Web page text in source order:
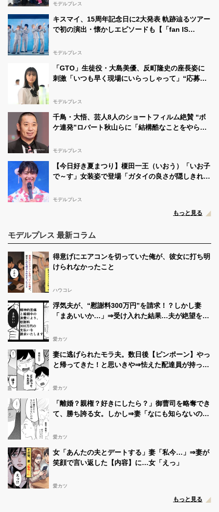
モデルプレス
キスマイ、15周年記念日に2大発表 軌跡辿るツアー
で初の演出・懐かしエピソードも【「fan IS
モデルプレス
「GTO」生徒役・大島美優、反町隆史の座長姿に
刺激「いつも早く現場にいらっしゃって」“応募総
ンタビュー】
モデルプレス
千鳥・大悟、芸人8人のショートフィルム絶賛 “ボ
ケ連発”ロバート秋山らに「結構酷なことをやらせ
モデルプレス
【今日好き夏まつり】榎田一王（いおう）「いお子
で～す」女装姿で登場「ガタイの良さが隠しきれて
モデルプレス
もっと見る
モデルプレス 最新コラム
得意げにエアコンを切っていた俺が、彼女に打ち明
けられなかったこと
ハウコレ
浮気夫が、“慰謝料300万円”を請求！？しかし妻
「まあいいか…」⇒受け入れた結果…夫が絶望を味
愛カツ
妻に逃げられたモラ夫。数日後【ピンポーン】やっ
と帰ってきた！と思いきや⇒怯えた配達員が持って
愛カツ
「離婚？親権？好きにしたら？」御曹司を略奪でき
て、勝ち誇る女。しかし⇒妻「なにも知らないの
愛カツ
女「あんたの夫とデートする」妻「私今…」⇒妻が
笑顔で言い返した【内容】に…女「えっ」
愛カツ
もっと見る